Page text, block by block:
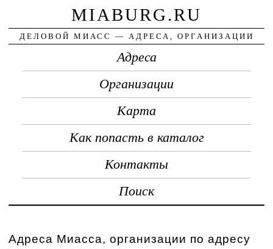
MIABURG.RU
ДЕЛОВОЙ МИАСС — АДРЕСА, ОРГАНИЗАЦИИ
Адреса
Организации
Карта
Как попасть в каталог
Контакты
Поиск
Адреса Миасса, организации по адресу